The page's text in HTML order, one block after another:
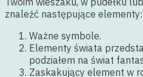
znaleźć następujące elementy:
Ważne symbole.
Elementy świata
podziałem na świat
Zaskakujący element w